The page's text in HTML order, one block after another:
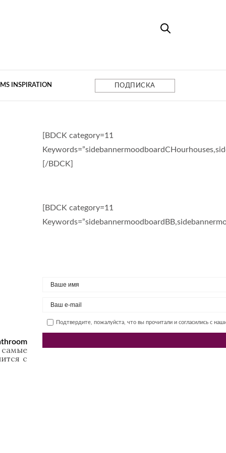
INSPIRATION ПОДПИСКА
с
[BDCK category=11
[/BDCK]
[BDCK category=11
Подтвердите, пожалуйста, что вы прочитали и согласились с